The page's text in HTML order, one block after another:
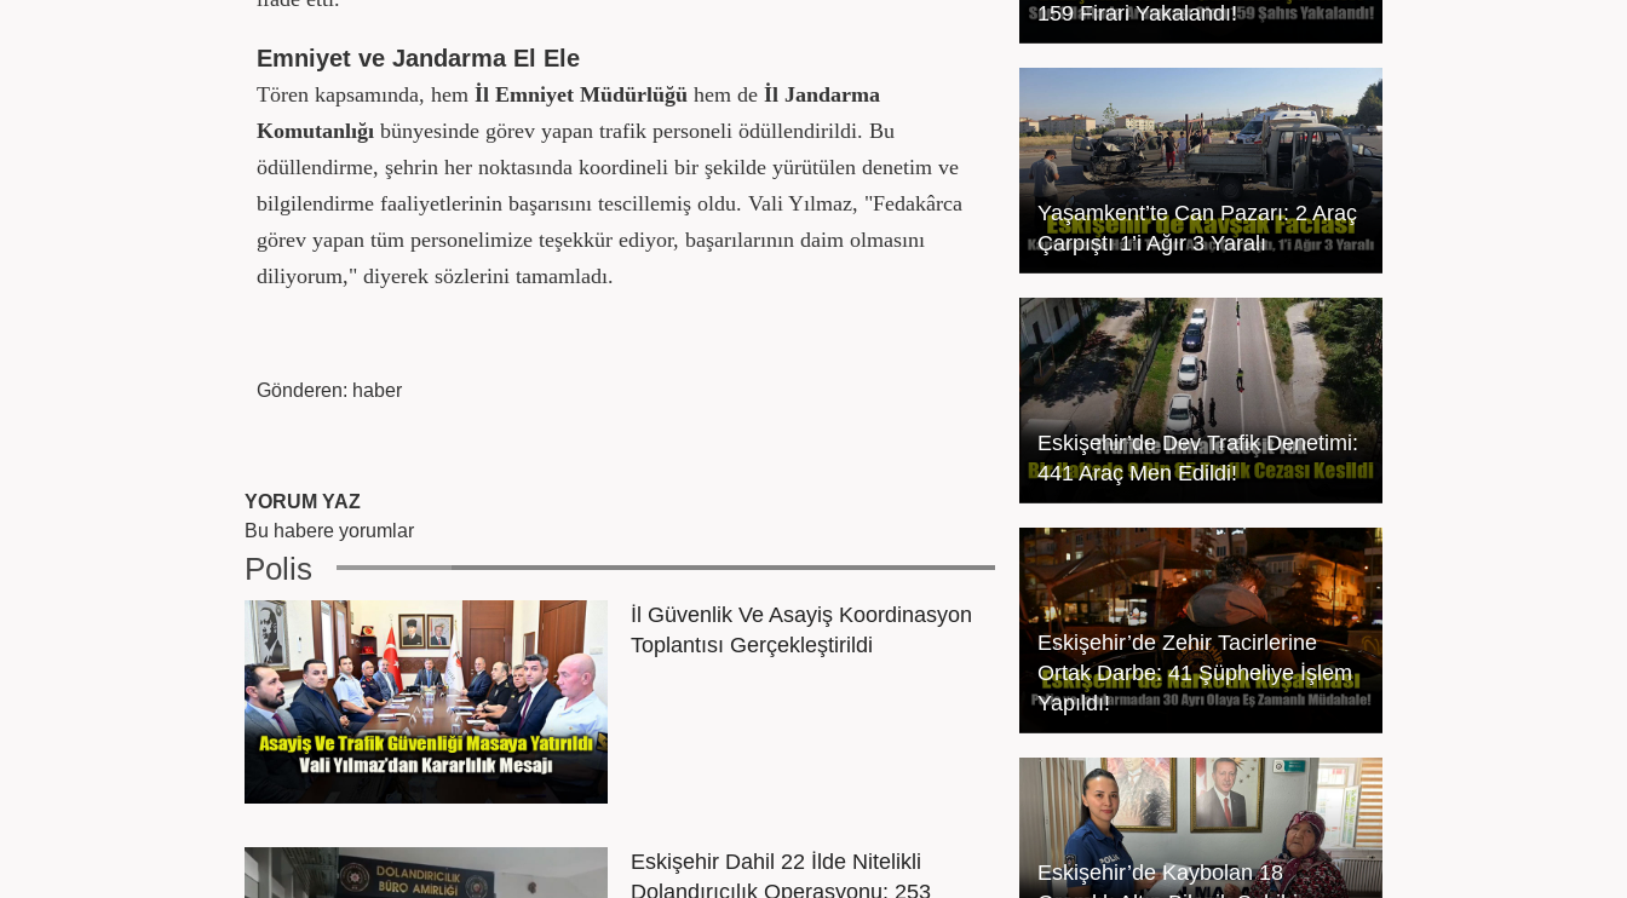
Emniyet ve Jandarma El Ele
Tören kapsamında, hem İl Emniyet Müdürlüğü hem de İl Jandarma
Komutanlığı bünyesinde görev yapan trafik personeli ödüllendirildi. Bu
ödüllendirme, şehrin her noktasında koordineli bir şekilde yürütülen denetim ve
bilgilendirme faaliyetlerinin başarısını tescillemiş oldu. Vali Yılmaz, "Fedakârca
görev yapan tüm personelimize teşekkür ediyor, başarılarının daim olmasını
diliyorum," diyerek sözlerini tamamladı.
Gönderen: haber
YORUM YAZ
Bu habere yorumlar
Polis
İl Güvenlik Ve Asayiş Koordinasyon
Toplantısı Gerçekleştirildi
Eskişehir Dahil 22 İlde Nitelikli
Dolandırıcılık Operasyonu: 253
159 Firari Yakalandı!
Yaşamkent’te Can Pazarı: 2 Araç
Çarpıştı 1’i Ağır 3 Yaralı
Eskişehir’de Dev Trafik Denetimi:
441 Araç Men Edildi!
Eskişehir’de Zehir Tacirlerine
Ortak Darbe: 41 Şüpheliye İşlem
Yapıldı!
Eskişehir’de Kaybolan 18